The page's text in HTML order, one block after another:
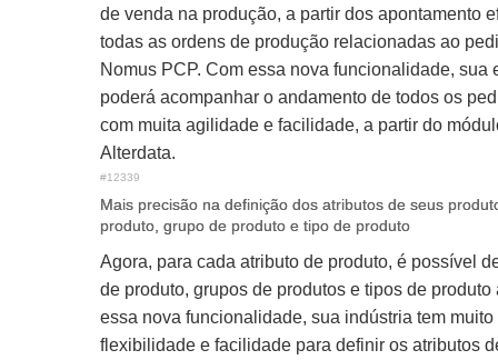
de venda na produção, a partir dos apontamento
todas as ordens de produção relacionadas ao
Nomus PCP. Com essa nova funcionalidade, sua
poderá acompanhar o andamento de todos os
com muita agilidade e facilidade, a partir do
Alterdata.
#12339
Mais precisão na definição dos atributos de seus
produto, grupo de produto e tipo de produto
Agora, para cada atributo de produto, é possível
de produto, grupos de produtos e tipos de
essa nova funcionalidade, sua indústria tem muito
flexibilidade e facilidade para definir os atributos